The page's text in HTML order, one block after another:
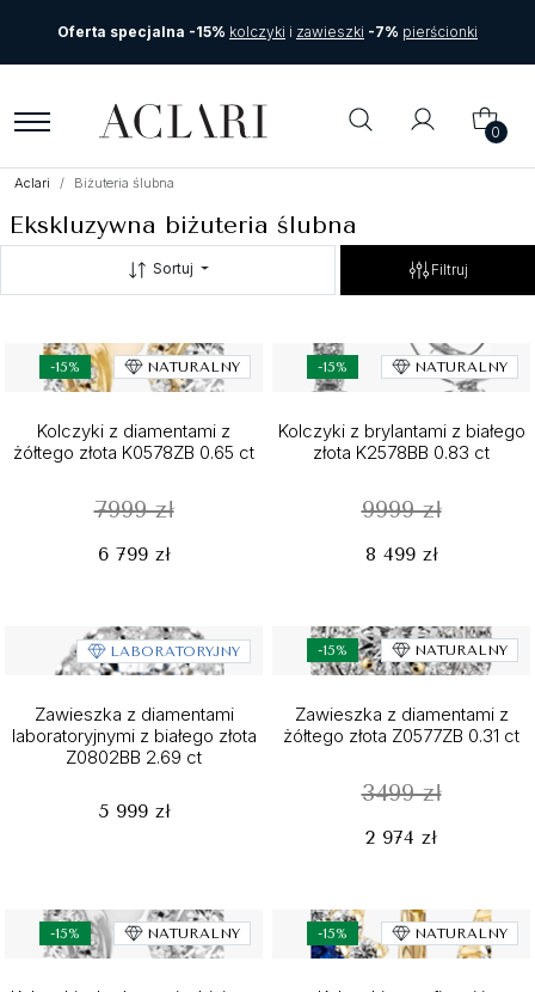
Oferta specjalna -15% kolczyki i zawieszki -7% pierścionki
0
Aclari Biżuteria ślubna
Ekskluzywna biżuteria ślubna
Sortuj Filtruj
-15% NATURALNY
Kolczyki z diamentami z
żółtego złota K0578ZB 0.65 ct
7999 zł
6 799 zł
-15% NATURALNY
Kolczyki z brylantami z białego
złota K2578BB 0.83 ct
9999 zł
8 499 zł
LABORATORYJNY
Zawieszka z diamentami
laboratoryjnymi z białego złota
Z0802BB 2.69 ct
5 999 zł
-15% NATURALNY
Zawieszka z diamentami z
żółtego złota Z0577ZB 0.31 ct
3499 zł
2 974 zł
-15% NATURALNY -15% NATURALNY